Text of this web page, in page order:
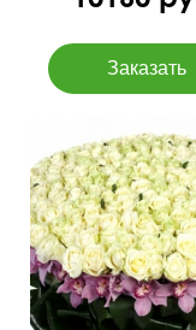
251 роза,
(цимбидиум),
салал,
60 см